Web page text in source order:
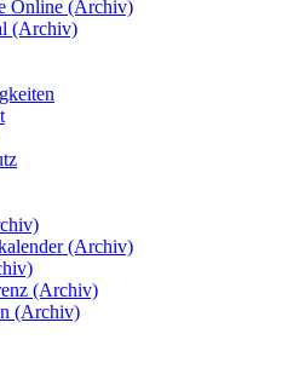
Online (Archiv)
(Archiv)
(Archiv)
(Archiv)
(Archiv)